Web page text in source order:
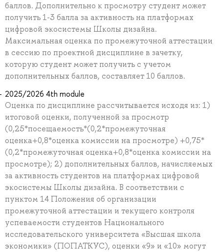
баллов. Дополнительно к просмотру студент может
получить 1-3 балла за активность на платформах
цифровой экосистемы Школы дизайна.
Максимальная оценка по промежуточной аттестации
в сессию по проектной дисциплине в зачетку,
которую студент может получить с учетом
дополнительных баллов, составляет 10 баллов.
2025/2026 4th module
Оценка по дисциплине рассчитывается исходя из: 1)
итоговой оценки, полученной за просмотр
(0,25*посещаемость*(0,2*промежуточная
оценка+0,8*оценка комиссии на просмотре) +0,75*
(0,2*промежуточная оценка+0,8*оценка комиссии на
просмотре); 2) дополнительных баллов, начисляемых
за активность студентов на платформах цифровой
экосистемы Школы дизайна. В соответствии с
пунктом 14 Положения об организации
промежуточной аттестации и текущего контроля
успеваемости студентов Национального
исследовательского университета «Высшая школа
экономики» (ПОПАТКУС), оценки «9» и «10» могут